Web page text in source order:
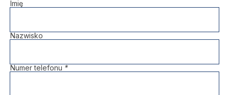
Porody
Dla firm
Przychodnie
Imię
Nazwisko
Numer telefonu *